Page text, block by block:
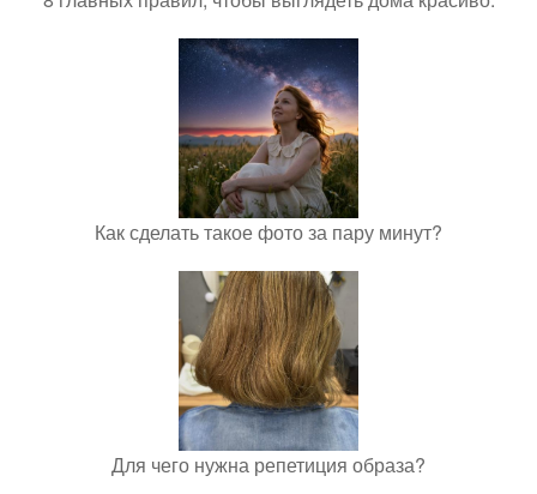
Как сделать такое фото за пару минут?
Для чего нужна репетиция образа?